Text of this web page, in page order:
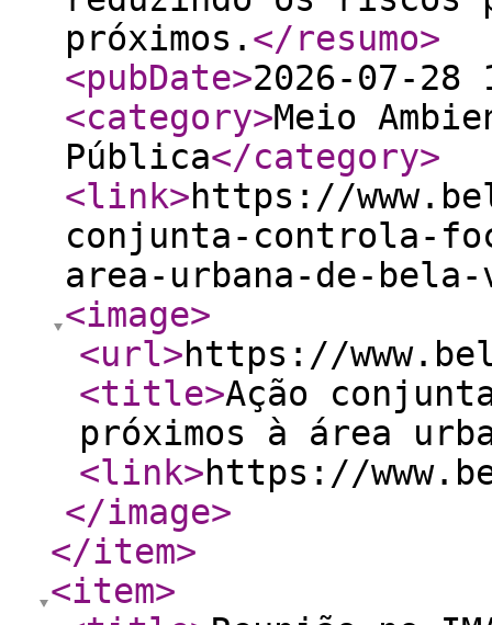
próximos. </resumo>
<pubDate>2026-07-28
<category>Meio
Pública</category>
<link>https://
conjunta-controla-
area-urbana-de-
<image>
<url>https://
<title>Ação
próximos à área
<link>https://
</image>
</item>
<item>